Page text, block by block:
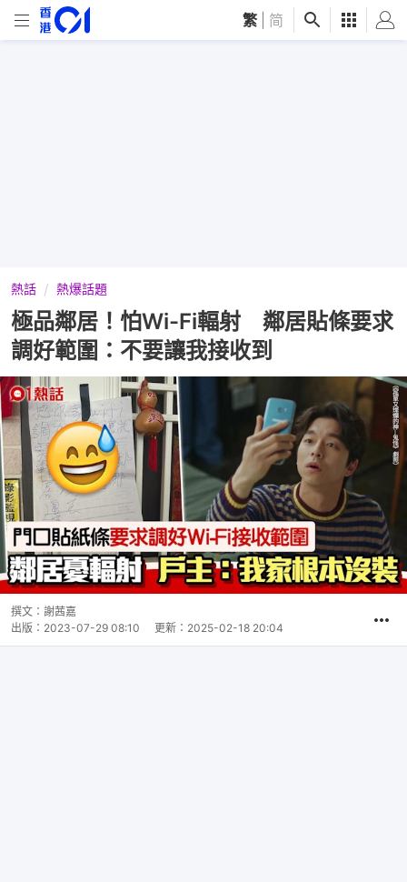
繁 简
熱話 熱爆話題
極品鄰居！怕Wi-Fi輻射 鄰居貼條要求
調好範圍：不要讓我接收到
撰文： 謝茜嘉
出版： 2023-07-29 08:10 更新： 2025-02-18 20:04